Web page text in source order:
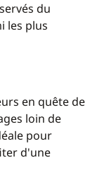
du
les plus
en quête de
loin de
pour
d'une